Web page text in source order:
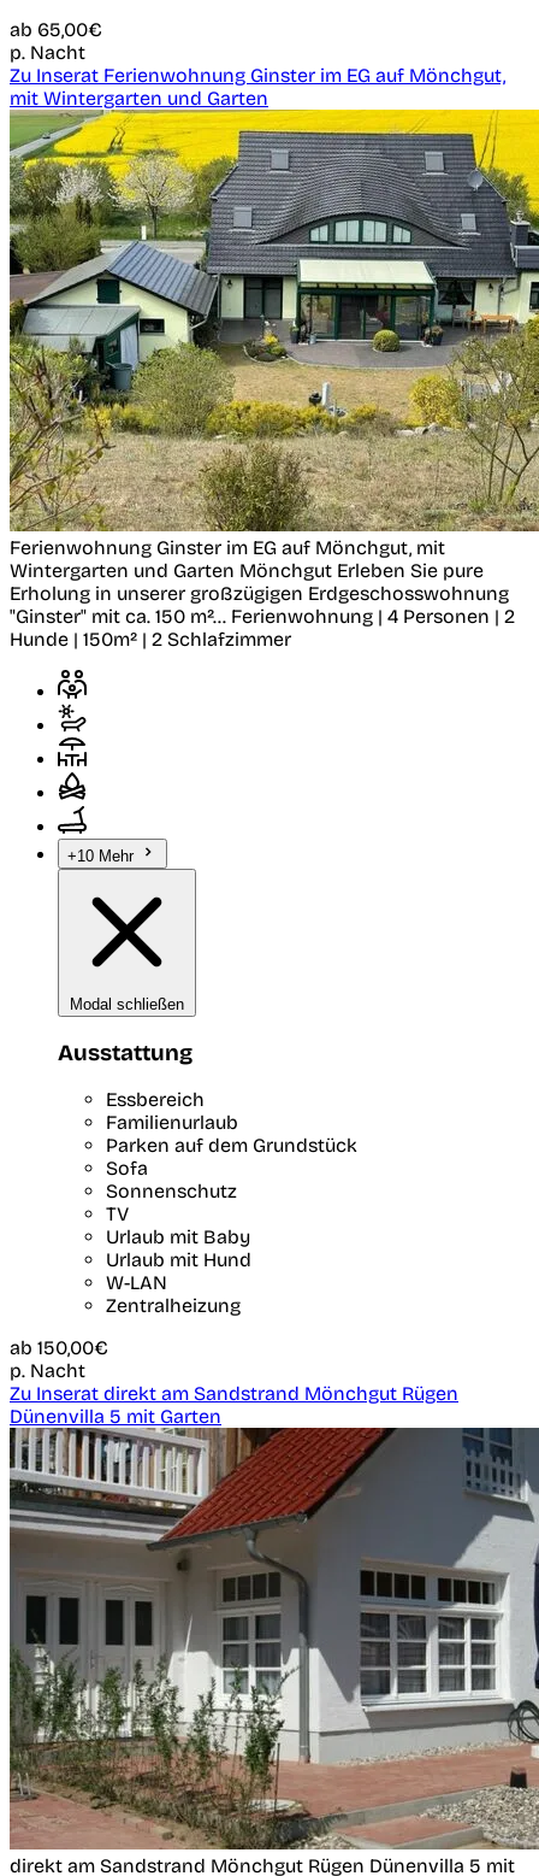
ab 65,00€
p. Nacht
Zu Inserat Ferienwohnung Ginster im EG auf Mönchgut,
mit Wintergarten und Garten
Ferienwohnung Ginster im EG auf Mönchgut, mit
Wintergarten und Garten Mönchgut Erleben Sie pure
Erholung in unserer großzügigen Erdgeschosswohnung
"Ginster" mit ca. 150 m²... Ferienwohnung | 4 Personen | 2
Hunde | 150m² | 2 Schlafzimmer
+10 Mehr
Modal schließen
Ausstattung
Essbereich
Familienurlaub
Parken auf dem Grundstück
Sofa
Sonnenschutz
TV
Urlaub mit Baby
Urlaub mit Hund
W-LAN
Zentralheizung
ab 150,00€
p. Nacht
Zu Inserat direkt am Sandstrand Mönchgut Rügen
Dünenvilla 5 mit Garten
direkt am Sandstrand Mönchgut Rügen Dünenvilla 5 mit